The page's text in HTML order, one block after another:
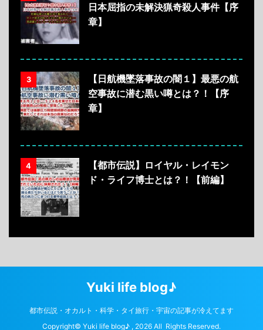
日本屈指の未解決猟奇殺人事件【序
章】
3
【日航機墜落事故の闇１】最悪の航
空事故に潜む黒い噂とは？！【序
章】
4
【都市伝説】ロイヤル・レイモン
ド・ライフ博士とは？！【前編】
Yuki life blog♪
都市伝説・オカルト・科学・タイ旅行・宇宙の記事が冷えてます
Copyright© Yuki life blog♪ , 2026 All Rights Reserved.